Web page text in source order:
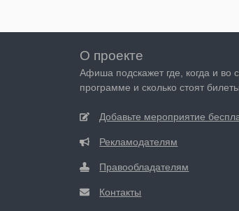
О проекте
Афиша подскажет где, когда и во
программе и сколько стоят
Добавьте мероприятие
Рекламодателям
Правообладателям
Контакты